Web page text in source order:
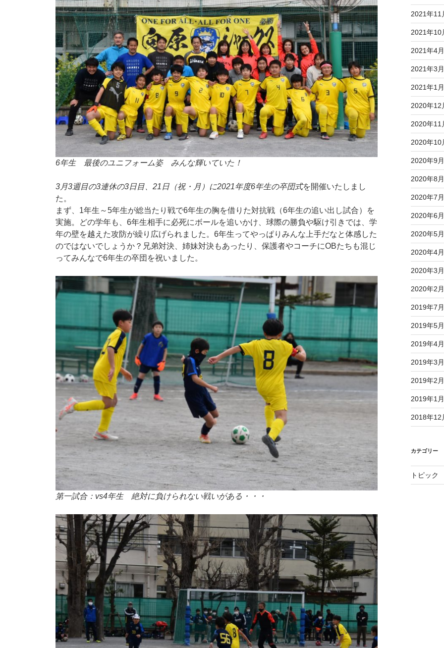
6年生 最後のユニフォーム姿 みんな輝いていた！
3月3週目の3連休の3日目、21日（祝・月）に2021年度6年生の卒団式を開催いたしまし
た。
まず、1年生～5年生が総当たり戦で6年生の胸を借りた対抗戦（6年生の追い出し試合）を
実施。どの学年も、6年生相手に必死にボールを追いかけ、球際の勝負や駆け引きでは、学
年の壁を越えた攻防が繰り広げられました。6年生ってやっぱりみんな上手だなと体感した
のではないでしょうか？兄弟対決、姉妹対決もあったり、保護者やコーチにOBたちも混じ
ってみんなで6年生の卒団を祝いました。
第一試合：vs4年生 絶対に負けられない戦いがある・・・
2021年11
2021年10
2021年4月
2021年3月
2021年1月
2020年12
2020年11
2020年10
2020年9月
2020年8月
2020年7月
2020年6月
2020年5月
2020年4月
2020年3月
2020年2月
2019年7月
2019年5月
2019年4月
2019年3月
2019年2月
2019年1月
2018年12
カテゴリー
トピック